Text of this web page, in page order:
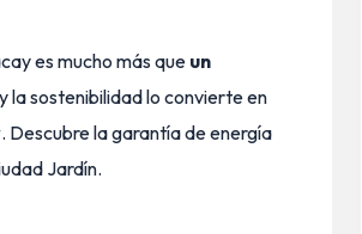
es mucho más que un
la sostenibilidad lo convierte en
. Descubre la garantía de energía
Jardín.